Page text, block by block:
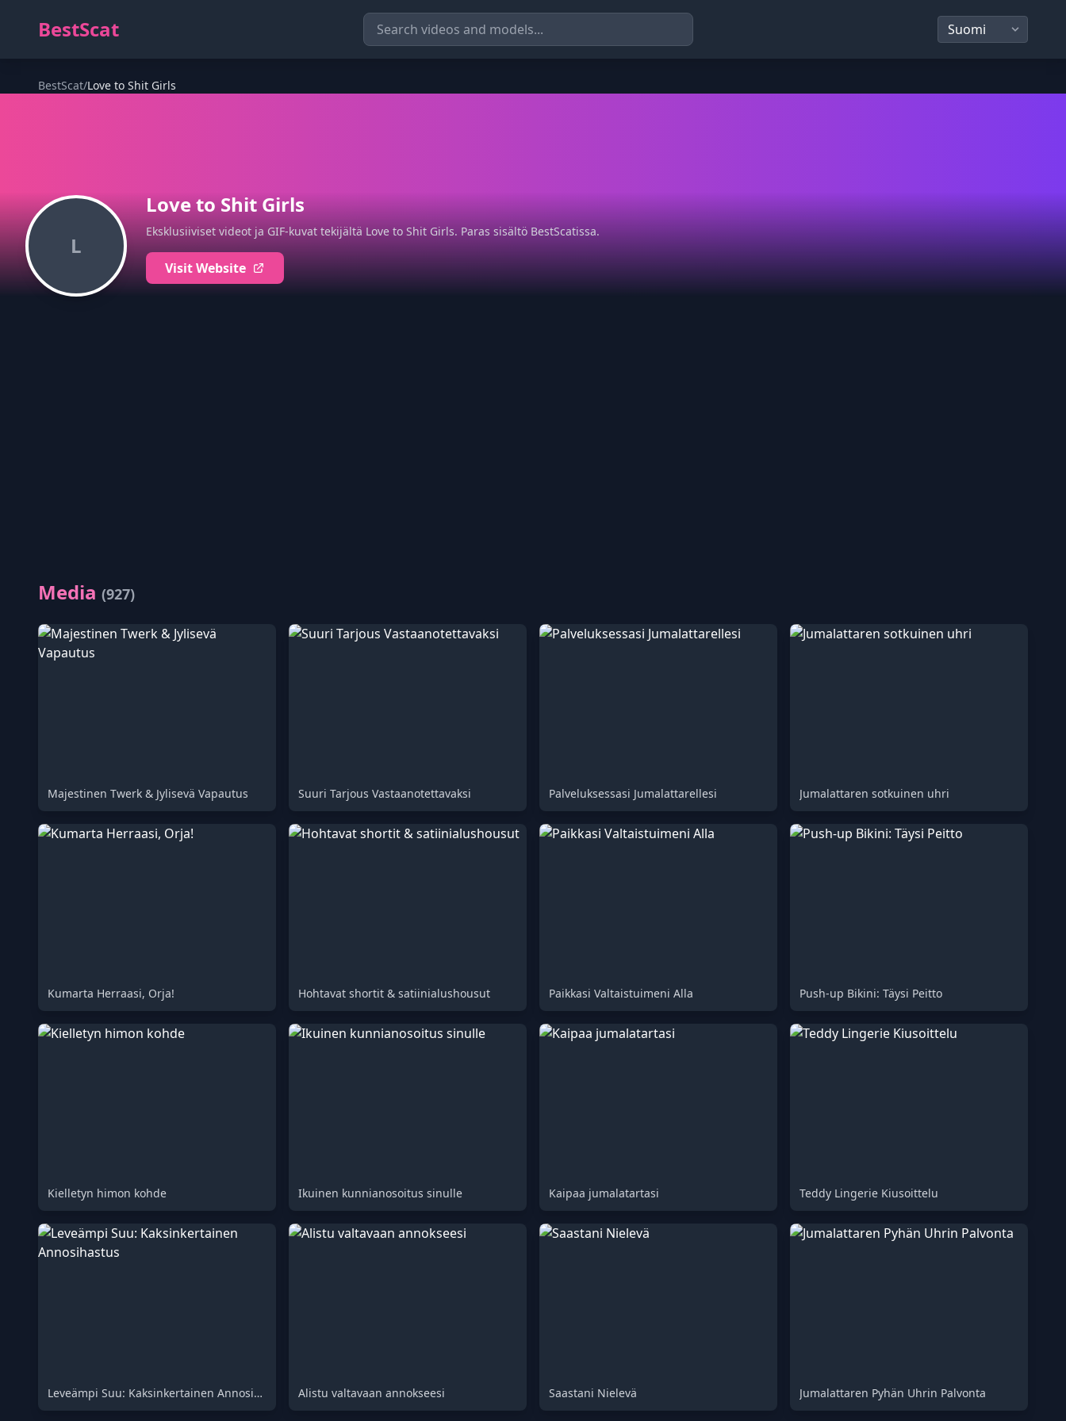
BestScat
BestScat/Love to Shit Girls
L
Love to Shit Girls
Eksklusiiviset videot ja GIF-kuvat tekijältä Love to Shit Girls. Paras sisältö BestScatissa.
Visit Website
Media (927)
Majestinen Twerk & Jylisevä Vapautus Suuri Tarjous Vastaanotettavaksi Palveluksessasi Jumalattarellesi Jumalattaren sotkuinen uhri
Kumarta Herraasi, Orja! Hohtavat shortit & satiinialushousut Paikkasi Valtaistuimeni Alla Push-up Bikini: Täysi Peitto
Kielletyn himon kohde Ikuinen kunnianosoitus sinulle Kaipaa jumalatartasi Teddy Lingerie Kiusoittelu
Leveämpi Suu: Kaksinkertainen Annosihastus Alistu valtavaan annokseesi Saastani Nielevä Jumalattaren Pyhän Uhrin Palvonta